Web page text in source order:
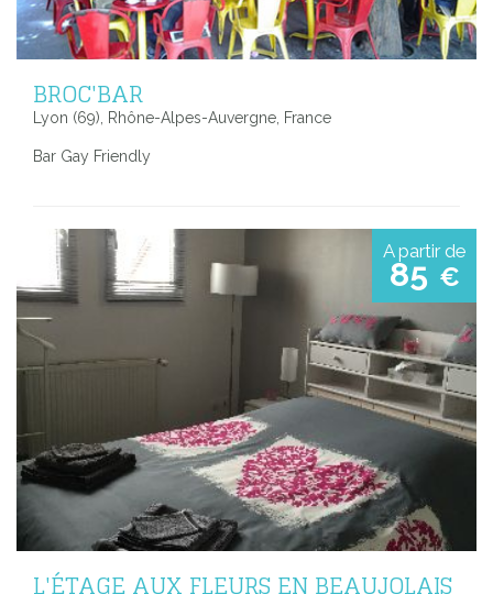
BROC'BAR
Lyon (69), Rhône-Alpes-Auvergne, France
Bar Gay Friendly
A partir de
85 €
L'ÉTAGE AUX FLEURS EN BEAUJOLAIS